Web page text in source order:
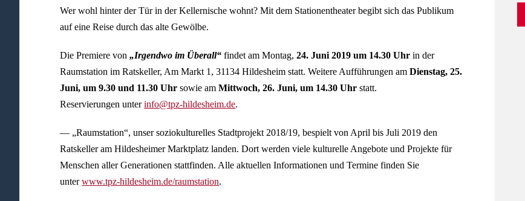
Wer wohl hinter der Tür in der Kellernische wohnt? Mit dem Stationentheater begibt sich das Publikum
auf eine Reise durch das alte Gewölbe.
Die Premiere von„Irgendwo im Überall“ findet am Montag,24. Juni 2019 um 14.30 Uhr in der
Raumstation im Ratskeller, Am Markt 1, 31134 Hildesheim statt. Weitere Aufführungen amDienstag, 25.
Juni, um 9.30 und 11.30 Uhr sowie amMittwoch, 26. Juni, um 14.30 Uhr statt.
Reservierungen unterinfo@tpz-hildesheim.de.
— „Raumstation“, unser soziokulturelles Stadtprojekt 2018/19, bespielt von April bis Juli 2019 den
Ratskeller am Hildesheimer Marktplatz landen. Dort werden viele kulturelle Angebote und Projekte für
Menschen aller Generationen stattfinden. Alle aktuellen Informationen und Termine finden Sie
unterwww.tpz-hildesheim.de/raumstation.